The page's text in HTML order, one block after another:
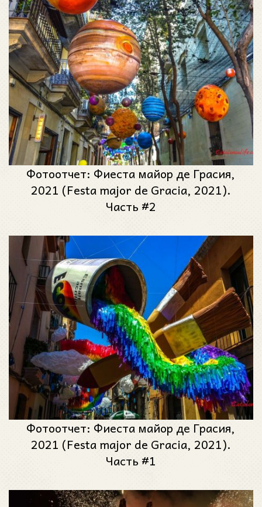
Фотоотчет: Фиеста майор де Грасия,
2021 (Festa major de Gracia, 2021).
Часть #2
Фотоотчет: Фиеста майор де Грасия,
2021 (Festa major de Gracia, 2021).
Часть #1